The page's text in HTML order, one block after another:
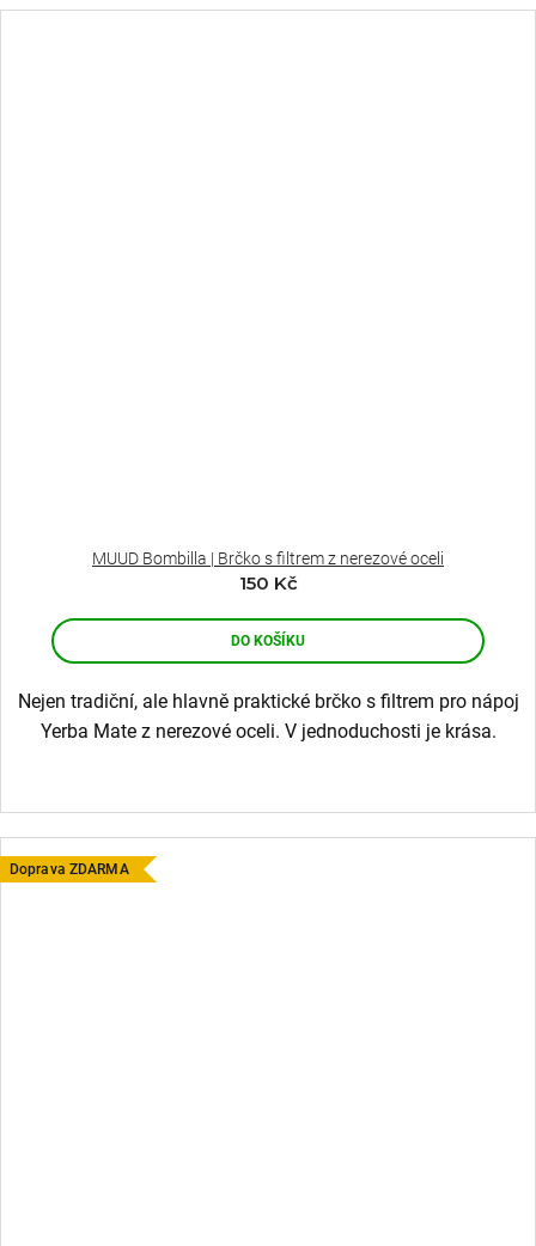
MUUD Bombilla | Brčko s filtrem z nerezové oceli
150 Kč
DO KOŠÍKU
Nejen tradiční, ale hlavně praktické brčko s filtrem pro nápoj
Yerba Mate z nerezové oceli. V jednoduchosti je krása.
Doprava ZDARMA